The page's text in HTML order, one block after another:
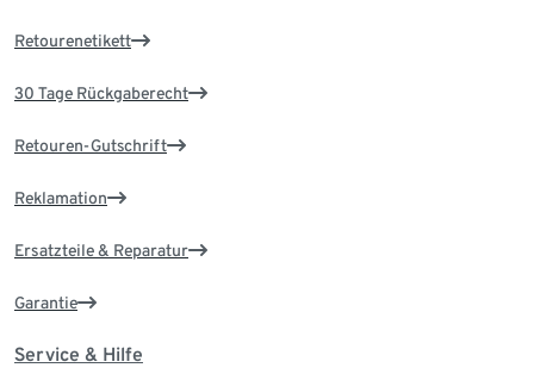
Retourenetikett
30 Tage Rückgaberecht
Retouren-Gutschrift
Reklamation
Ersatzteile & Reparatur
Garantie
Service & Hilfe